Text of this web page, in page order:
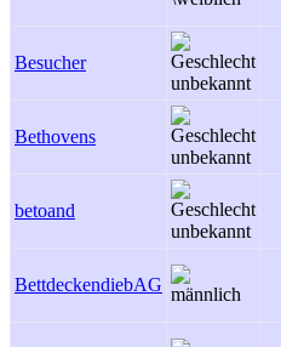
Besucher
Bethovens
betoand
BettdeckendiebAG